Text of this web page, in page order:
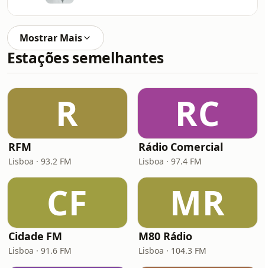
Mostrar Mais
Estações semelhantes
R
RFM
Lisboa · 93.2 FM
RC
Rádio Comercial
Lisboa · 97.4 FM
CF
Cidade FM
Lisboa · 91.6 FM
MR
M80 Rádio
Lisboa · 104.3 FM